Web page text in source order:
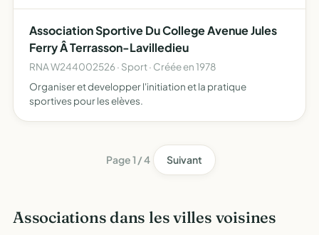
LIEU DE REUNION POUR L'ASSOCIATION, LIEU DE CULTE …
Association Sportive Du College Avenue Jules
Ferry Â Terrasson-Lavilledieu
RNA W244002526 · Sport · Créée en 1978
Organiser et developper l'initiation et la pratique
sportives pour les elèves.
Page 1 / 4 Suivant
Associations dans les villes voisines